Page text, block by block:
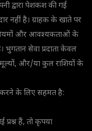
द्वारा पेशकश की गई
नहीं है। ग्राहक के खाते पर
नियमों और आवश्यकताओं के
भुगतान सेवा प्रदाता केवल
और/या कुल राशियों के
करने के लिए सहमत है:
हैं, तो कृपया